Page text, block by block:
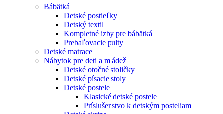
Bábätká
Detské postieľky
Detský textil
Kompletné izby pre bábätká
Prebaľovacie pulty
Detské matrace
Nábytok pre deti a mládež
Detské otočné stoličky
Detské písacie stoly
Detské postele
Klasické detské postele
Príslušenstvo k detským posteliam